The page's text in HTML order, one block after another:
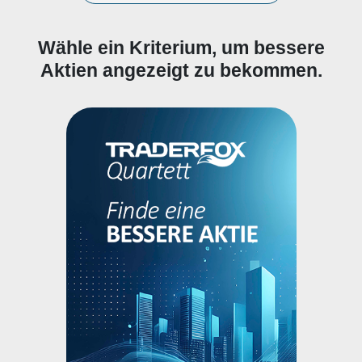
Wähle ein Kriterium, um bessere
Aktien angezeigt zu bekommen.